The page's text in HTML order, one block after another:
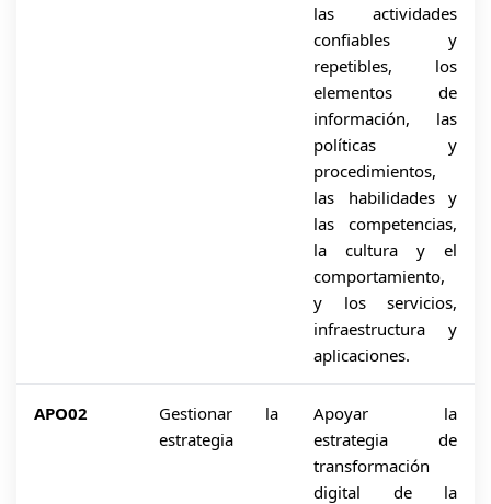
las actividades
confiables y
repetibles, los
elementos de
información, las
políticas y
procedimientos,
las habilidades y
las competencias,
la cultura y el
comportamiento,
y los servicios,
infraestructura y
aplicaciones.
APO02
Gestionar la
estrategia
Apoyar la
estrategia de
transformación
digital de la